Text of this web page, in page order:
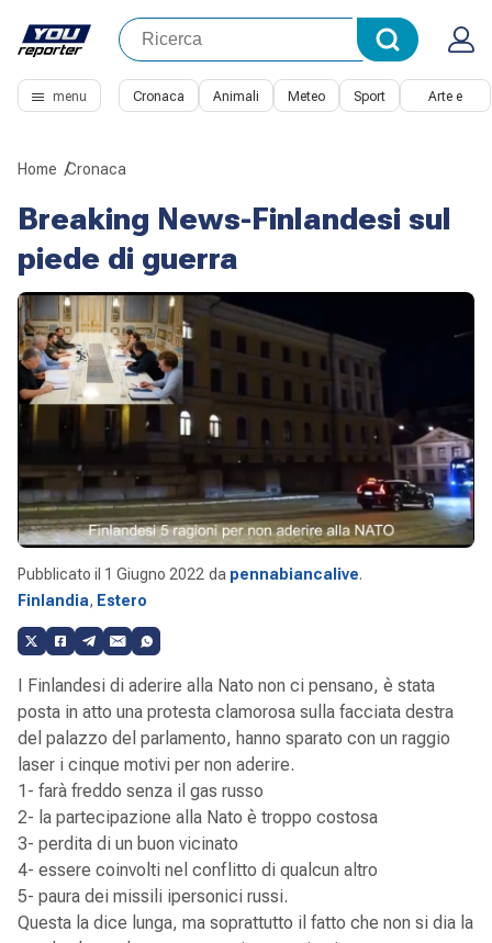
menu Cronaca Animali Meteo Sport Arte e
Home Cronaca
Breaking News-Finlandesi sul
piede di guerra
Pubblicato il 1 Giugno 2022 da pennabiancalive.
Finlandia, Estero
I Finlandesi di aderire alla Nato non ci pensano, è stata
posta in atto una protesta clamorosa sulla facciata destra
del palazzo del parlamento, hanno sparato con un raggio
laser i cinque motivi per non aderire.
1- farà freddo senza il gas russo
2- la partecipazione alla Nato è troppo costosa
3- perdita di un buon vicinato
4- essere coinvolti nel conflitto di qualcun altro
5- paura dei missili ipersonici russi.
Questa la dice lunga, ma soprattutto il fatto che non si dia la